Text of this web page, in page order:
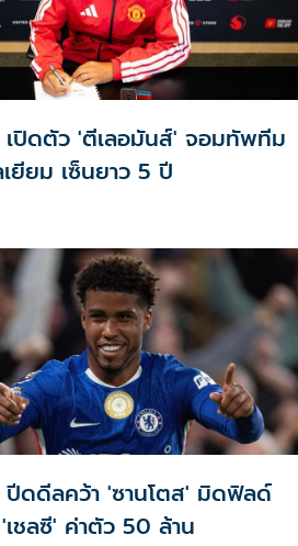
ปิดตัว 'ตีเลอมันส์' จอมทัพทีม
ยียม เซ็นยาว 5 ปี
ดดีลคว้า 'ซานโตส' มิดฟิลด์
ชลซี' ค่าตัว 50 ล้าน